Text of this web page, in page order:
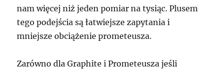
nam więcej niż jeden pomiar na tysiąc. Plusem
tego podejścia są łatwiejsze zapytania i
mniejsze obciążenie prometeusza.
Zarówno dla Graphite i Prometeusza jeśli